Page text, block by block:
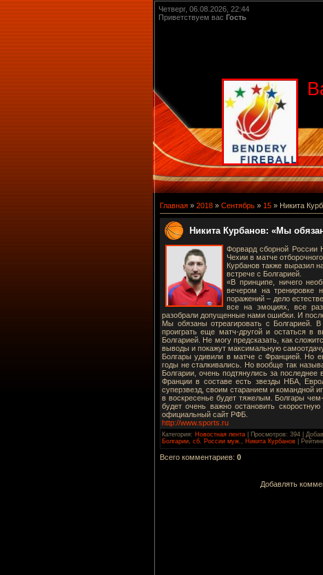
Четверг, 06.08.2026, 22:44
Приветствуем вас Гость
Главная » 2018 » Сентябрь » 15 » Никита
Никита Курбанов: «Мы
Форвард сборной России
Чехии в матче
Курбанов также выразил
встрече с Болгарией.
«В принципе, ничего
вечером на тренировке
поражений – дело
все на эмоциях, все
разобрали допущенные нами ошибки. И
Мы обязаны отреагировать с Болгарией.
проиграть еще матч-другой и остаться в
Болгарией. Не могу предсказать, как
выводы и покажут максимальную
Болгары удивили в матче с Францией. Но
годы не сталкивались. Но вообще так
Болгарии, очень подтянулись за
Франции в составе есть звезды НБА,
суперзвезд, своим старанием и командной
в воскресенье будет тяжелым. Болгары
будет очень важно остановить
официальный сайт РФБ.
http://www.sports.ru
Категория: Новостная лента Просмотров: 394 |
Болгарии сб. России муж. Никита Курбанов Рейтинг
Всего комментариев: 0
Добавлять